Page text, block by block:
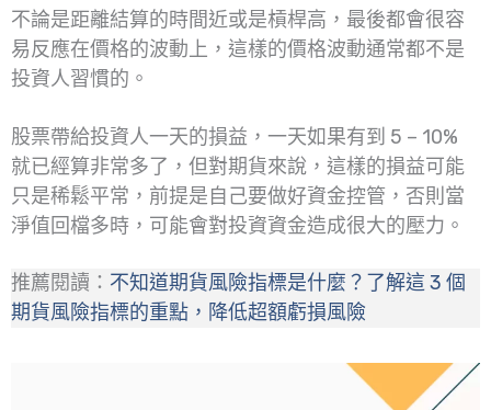
不論是距離結算的時間近或是槓桿高，最後都會很容
易反應在價格的波動上，這樣的價格波動通常都不是
投資人習慣的。
股票帶給投資人一天的損益，一天如果有到 5 – 10%
就已經算非常多了，但對期貨來說，這樣的損益可能
只是稀鬆平常，前提是自己要做好資金控管，否則當
淨值回檔多時，可能會對投資資金造成很大的壓力。
推薦閱讀： 不知道期貨風險指標是什麼？了解這 3 個
期貨風險指標的重點，降低超額虧損風險